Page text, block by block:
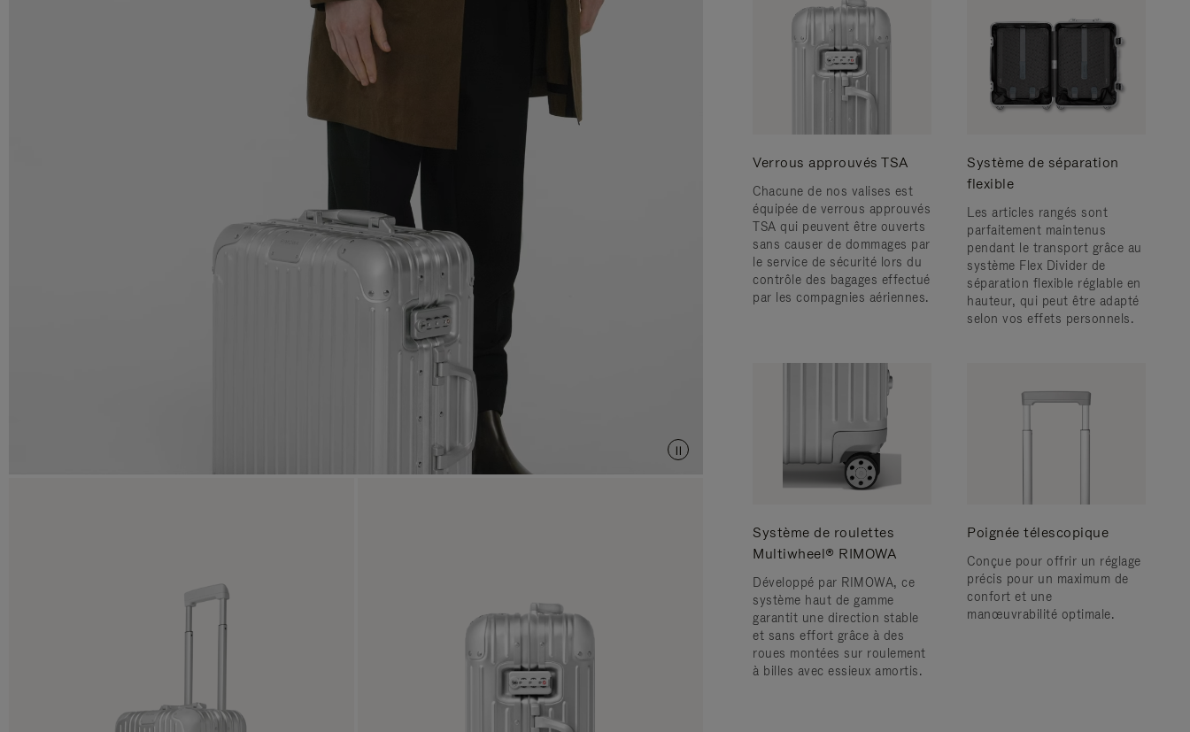
Verrous approuvés TSA
Chacune de nos valises est
équipée de verrous approuvés
TSA qui peuvent être ouverts
sans causer de dommages par
le service de sécurité lors du
contrôle des bagages effectué
par les compagnies aériennes.
Système de séparation
flexible
Les articles rangés sont
parfaitement maintenus
pendant le transport grâce au
système Flex Divider de
séparation flexible réglable en
hauteur, qui peut être adapté
selon vos effets personnels.
Système de roulettes
Multiwheel® RIMOWA
Développé par RIMOWA, ce
système haut de gamme
garantit une direction stable
et sans effort grâce à des
roues montées sur roulement
à billes avec essieux amortis.
Poignée télescopique
Conçue pour offrir un réglage
précis pour un maximum de
confort et une
manœuvrabilité optimale.